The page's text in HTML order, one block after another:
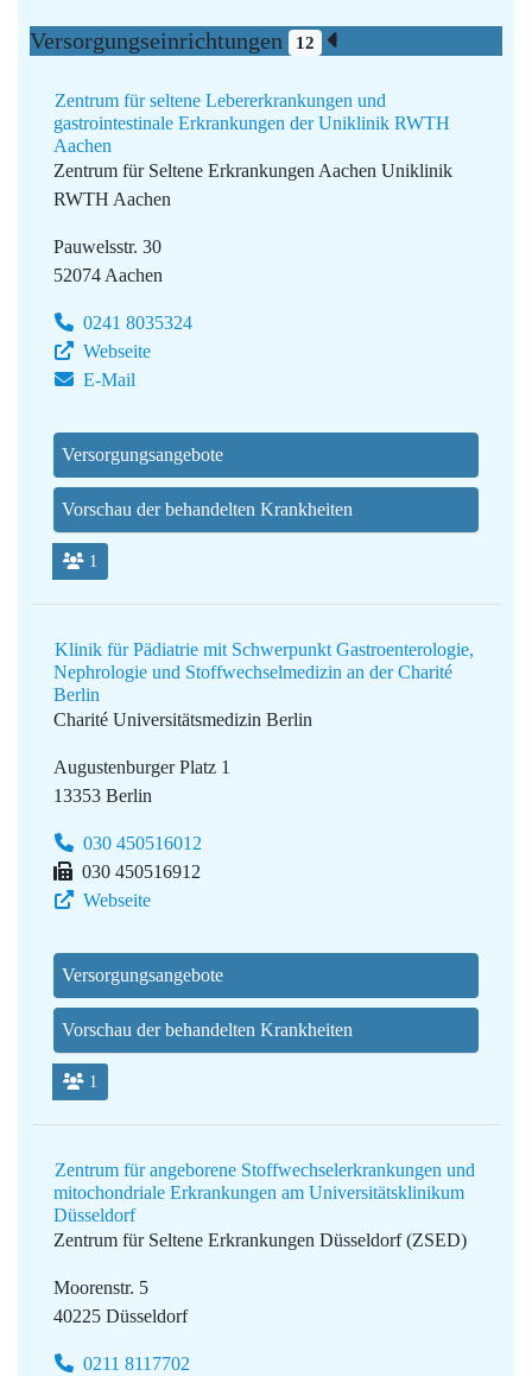
Versorgungseinrichtungen 12
Zentrum für seltene Lebererkrankungen und
gastrointestinale Erkrankungen der Uniklinik RWTH
Aachen
Zentrum für Seltene Erkrankungen Aachen Uniklinik
RWTH Aachen
Pauwelsstr. 30
52074 Aachen
0241 8035324
Webseite
E-Mail
Versorgungsangebote
Vorschau der behandelten Krankheiten
1
Klinik für Pädiatrie mit Schwerpunkt Gastroenterologie,
Nephrologie und Stoffwechselmedizin an der Charité
Berlin
Charité Universitätsmedizin Berlin
Augustenburger Platz 1
13353 Berlin
030 450516012
030 450516912
Webseite
Versorgungsangebote
Vorschau der behandelten Krankheiten
1
Zentrum für angeborene Stoffwechselerkrankungen und
mitochondriale Erkrankungen am Universitätsklinikum
Düsseldorf
Zentrum für Seltene Erkrankungen Düsseldorf (ZSED)
Moorenstr. 5
40225 Düsseldorf
0211 8117702